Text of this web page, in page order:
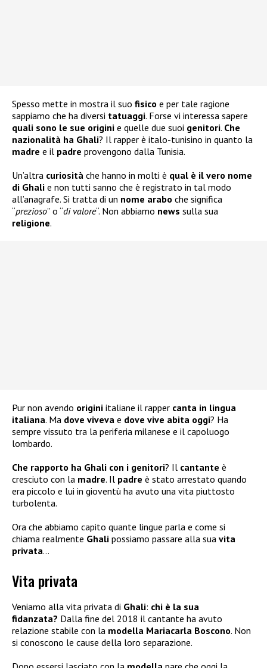
Spesso mette in mostra il suo fisico e per tale ragione
sappiamo che ha diversi tatuaggi. Forse vi interessa sapere
quali sono le sue origini e quelle due suoi genitori. Che
nazionalità ha Ghali? Il rapper è italo-tunisino in quanto la
madre e il padre provengono dalla Tunisia.
Un’altra curiosità che hanno in molti è qual è il vero nome
di Ghali e non tutti sanno che è registrato in tal modo
all’anagrafe. Si tratta di un nome arabo che significa
“prezioso” o “di valore“. Non abbiamo news sulla sua
religione.
Pur non avendo origini italiane il rapper canta in lingua
italiana. Ma dove viveva e dove vive abita oggi? Ha
sempre vissuto tra la periferia milanese e il capoluogo
lombardo.
Che rapporto ha Ghali con i genitori? Il cantante è
cresciuto con la madre. Il padre è stato arrestato quando
era piccolo e lui in gioventù ha avuto una vita piuttosto
turbolenta.
Ora che abbiamo capito quante lingue parla e come si
chiama realmente Ghali possiamo passare alla sua vita
privata…
Vita privata
Veniamo alla vita privata di Ghali: chi è la sua
fidanzata? Dalla fine del 2018 il cantante ha avuto
relazione stabile con la modella Mariacarla Boscono. Non
si conoscono le cause della loro separazione.